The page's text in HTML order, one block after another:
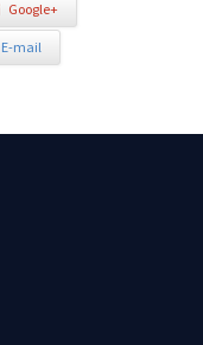
Google+
E-mail